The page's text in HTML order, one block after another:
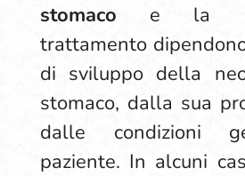
stomaco e la
trattamento
di sviluppo della
stomaco, dalla sua
dalle condizioni
paziente. In alcuni